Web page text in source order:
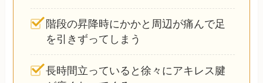
階段の昇降時にかかと周辺が痛んで足
を引きずってしまう
長時間立っていると徐々にアキレス腱